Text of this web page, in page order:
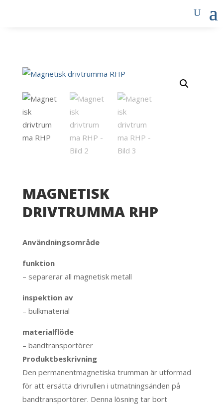
MAGNETISK
DRIVTRUMMA RHP
Användningsområde
funktion
– separerar all magnetisk metall
inspektion av
– bulkmaterial
materialflöde
– bandtransportörer
Produktbeskrivning
Den permanentmagnetiska trumman är utformad
för att ersätta drivrullen i utmatningsänden på
bandtransportörer. Denna lösning tar bort